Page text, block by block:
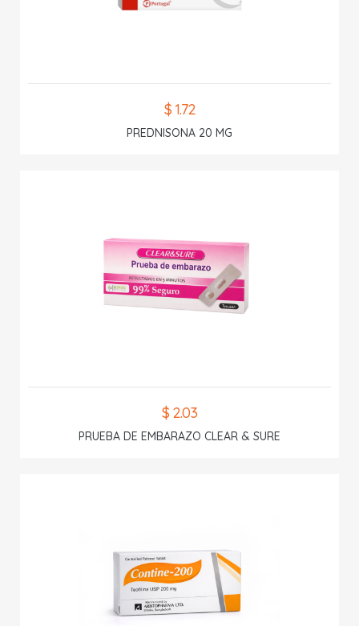
$ 1.72
PREDNISONA 20 MG
$ 2.03
PRUEBA DE EMBARAZO CLEAR & SURE